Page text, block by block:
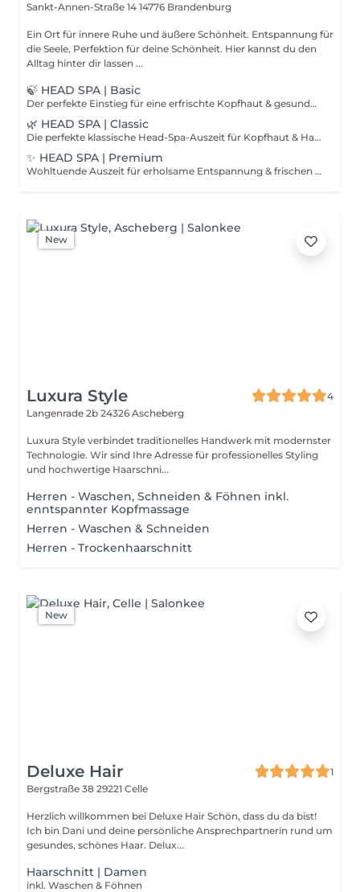
Sankt-Annen-Straße 14 14776 Brandenburg
Ein Ort für innere Ruhe und äußere Schönheit. Entspannung für
die Seele, Perfektion für deine Schönheit. Hier kannst du den
Alltag hinter dir lassen ...
🍃 HEAD SPA | Basic
Der perfekte Einstieg für eine erfrischte Kopfhaut & gesundes Haar. • Wohltuende Kopfmassage zur Durchblutungsförderung • 2x Haarewaschen & Tiefenpflege mit Artègo Rain Dance • Intensiv pflegende Haarmaske • Selbststyling an unserer Föhnstation Perfekt zum Kennenlernen!
🌿 HEAD SPA | Classic
Die perfekte klassische Head-Spa-Auszeit für Kopfhaut & Haare. • Beruhigende Kopf- & Nackenmassage • 2x Haarewaschen & Tiefenpflege mit Artègo Rain Dance • Intensiv pflegende Haarmaske • Beruhigendes Wasserfall-Erlebnis • Selbststyling an unserer Föhnstation
✨ HEAD SPA | Premium
Wohltuende Auszeit für erholsame Entspannung & frischen Glow. • Sanfte Gesichtsreinigung & pflegende Maske • Beruhigende Kopf- & Gesichtsmassage • Entspannende Kopf-, Nacken- & Schultermassage mit Öl • 2x Haarewaschen & Tiefenpflege mit Artègo Rain Dance • Beruhigendes Wasserfall-Erlebnis • Selbststyling an unserer Föhnstation
New
Luxura Style
4
Langenrade 2b 24326 Ascheberg
Luxura Style verbindet traditionelles Handwerk mit modernster
Technologie. Wir sind Ihre Adresse für professionelles Styling
und hochwertige Haarschni...
Herren - Waschen, Schneiden & Föhnen inkl.
enntspannter Kopfmassage
Herren - Waschen & Schneiden
Herren - Trockenhaarschnitt
New
Deluxe Hair
1
Bergstraße 38 29221 Celle
Herzlich willkommen bei Deluxe Hair Schön, dass du da bist!
Ich bin Dani und deine persönliche Ansprechpartnerin rund um
gesundes, schönes Haar. Delux...
Haarschnitt | Damen
inkl. Waschen & Föhnen